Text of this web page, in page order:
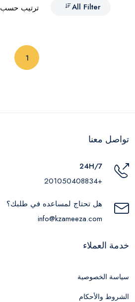
All Filter
ترتيب حسب
1
تواصل معنا
24H/7
+201050408834
هل تحتاج لمساعده في طلبك؟
info@kzameeza.com
خدمة العملاء
سياسة الخصوصية
الشروط والأحكام